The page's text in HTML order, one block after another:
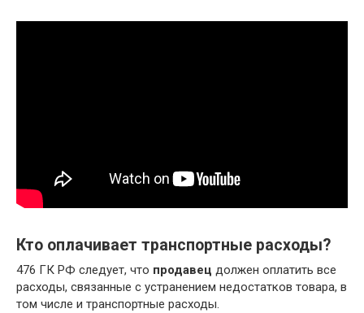
Кто оплачивает транспортные расходы?
476 ГК РФ следует, что продавец должен оплатить все
расходы, связанные с устранением недостатков товара, в
том числе и транспортные расходы.